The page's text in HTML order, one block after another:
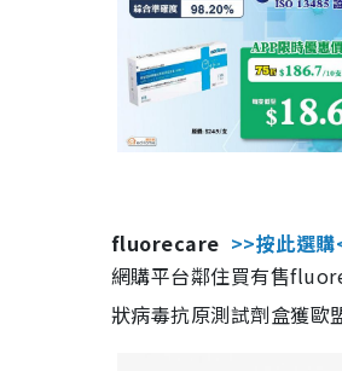
fluorecare >>按此選購
網購平台鄰住買有售
狀病毒抗原測試劑盒獲